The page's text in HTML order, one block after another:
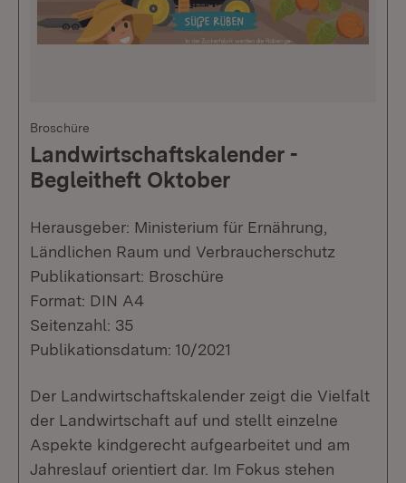
Broschüre
Landwirtschaftskalender -
Begleitheft Oktober
Herausgeber: Ministerium für Ernährung,
Ländlichen Raum und Verbraucherschutz
Publikationsart: Broschüre
Format: DIN A4
Seitenzahl: 35
Publikationsdatum: 10/2021
Der Landwirtschaftskalender zeigt die Vielfalt
der Landwirtschaft auf und stellt einzelne
Aspekte kindgerecht aufgearbeitet und am
Jahreslauf orientiert dar. Im Fokus stehen